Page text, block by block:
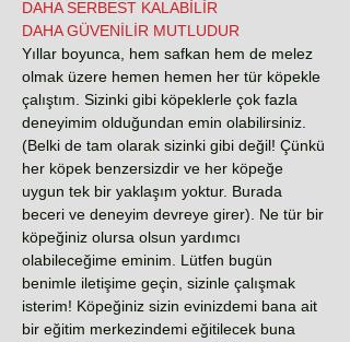
DAHA SERBEST KALABİLİR
DAHA GÜVENİLİR MUTLUDUR
Yıllar boyunca, hem safkan hem de melez
olmak üzere hemen hemen her tür köpekle
çalıştım. Sizinki gibi köpeklerle çok fazla
deneyimim olduğundan emin olabilirsiniz.
(Belki de tam olarak sizinki gibi değil! Çünkü
her köpek benzersizdir ve her köpeğe
uygun tek bir yaklaşım yoktur. Burada
beceri ve deneyim devreye girer). Ne tür bir
köpeğiniz olursa olsun yardımcı
olabileceğime eminim. Lütfen bugün
benimle iletişime geçin, sizinle çalışmak
isterim! Köpeğiniz sizin evinizdemi bana ait
bir eğitim merkezindemi eğitilecek buna